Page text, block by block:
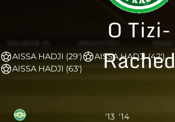
O Tizi-
Rached
AISSA HADJI (29')
AISSA HADJI (42')
AISSA HADJI (63')
'13 '14